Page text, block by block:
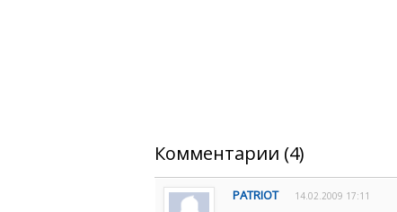
Комментарии (4)
PATRIOT 14.02.2009 17:11